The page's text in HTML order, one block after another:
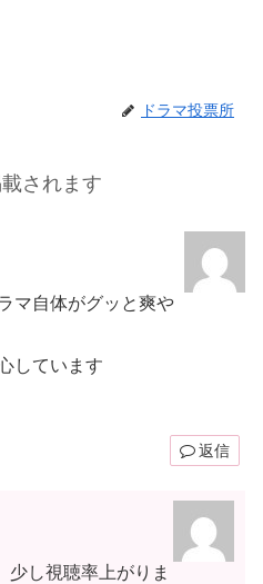
ドラマ投票所
されます
マ自体がグッと爽や
しています
返信
少し視聴率上がりま